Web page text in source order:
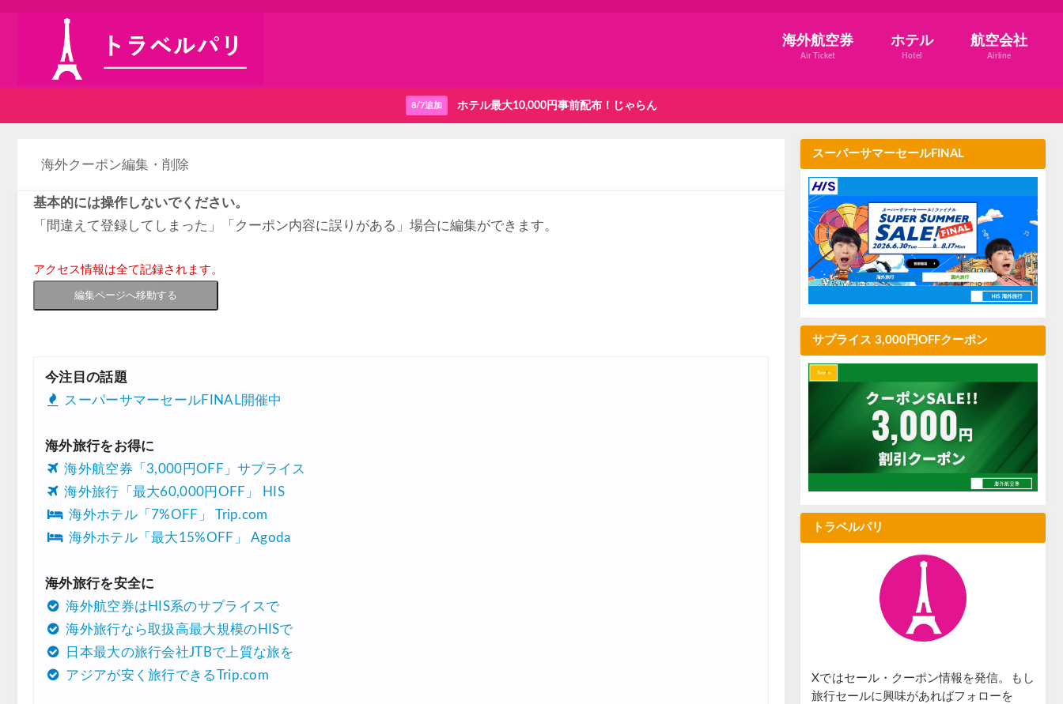
海外航空券
Air Ticket
ホテル
Hotel
航空会社
Airline
8/7追加 ホテル最大10,000円事前配布！じゃらん
海外クーポン編集・削除
基本的には操作しないでください。
「間違えて登録してしまった」「クーポン内容に誤りがある」場合に編集ができます。
アクセス情報は全て記録されます。
編集ページへ移動する
今注目の話題
スーパーサマーセールFINAL開催中
海外旅行をお得に
海外航空券「3,000円OFF」サプライス
海外旅行「最大60,000円OFF」 HIS
海外ホテル「7%OFF」 Trip.com
海外ホテル「最大15%OFF」 Agoda
海外旅行を安全に
海外航空券はHIS系のサプライスで
海外旅行なら取扱高最大規模のHISで
日本最大の旅行会社JTBで上質な旅を
アジアが安く旅行できるTrip.com
スーパーサマーセールFINAL
サプライス 3,000円OFFクーポン
トラベルパリ
Xではセール・クーポン情報を発信。もし
旅行セールに興味があればフォローを